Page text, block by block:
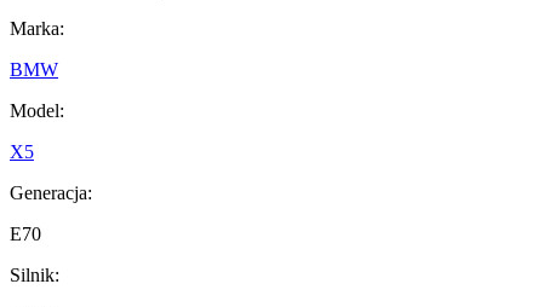
Marka:
BMW
Model:
X5
Generacja:
E70
Silnik: